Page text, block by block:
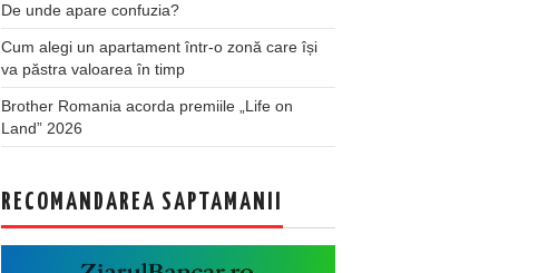
De unde apare confuzia?
Cum alegi un apartament într-o zonă care își
va păstra valoarea în timp
Brother Romania acorda premiile „Life on
Land” 2026
RECOMANDAREA SAPTAMANII